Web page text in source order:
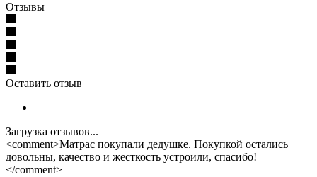
Отзывы
Оставить отзыв
Загрузка отзывов...
<comment>Матрас покупали дедушке. Покупкой остались
довольны, качество и жесткость устроили, спасибо!
</comment>